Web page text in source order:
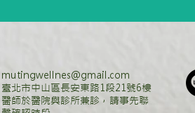
mutingwellnes@gmail.com
臺北市中山區長安東路1段21號6樓
醫師於醫院與診所兼診，請事先聯